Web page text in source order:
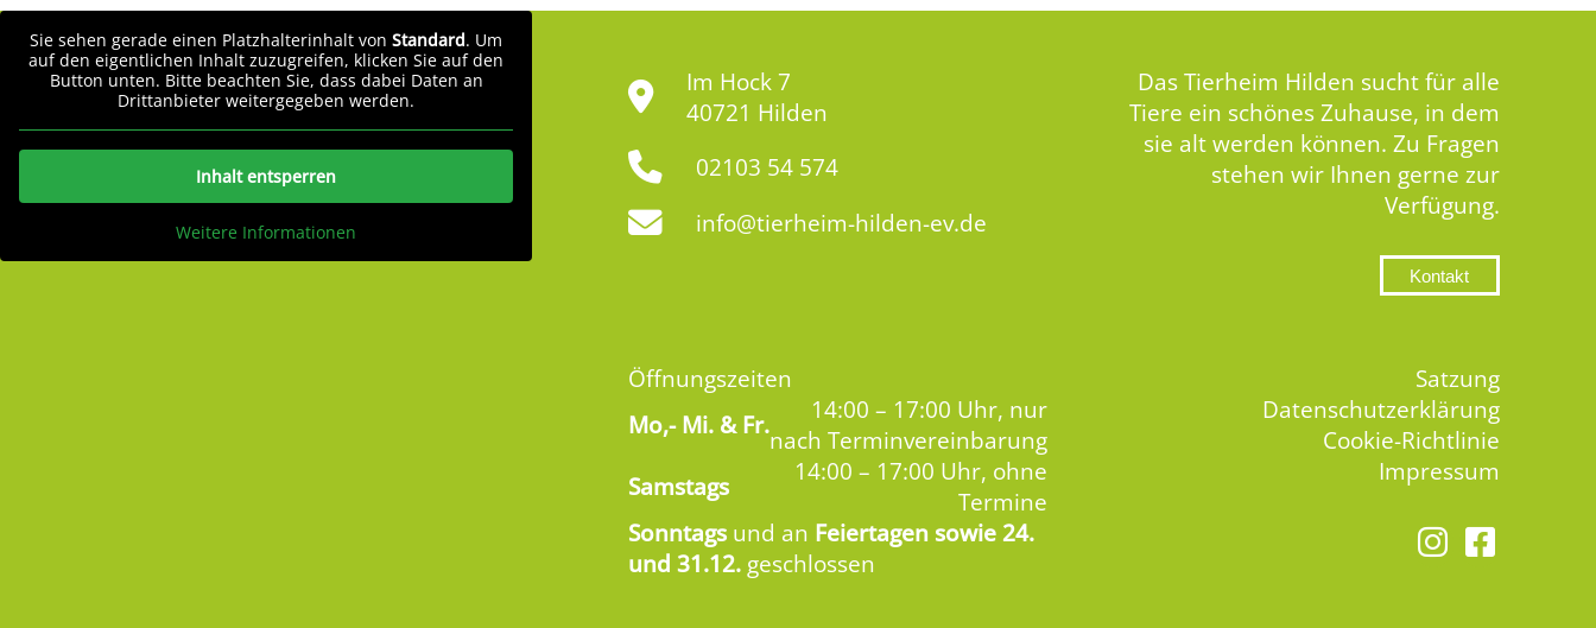
Sie sehen gerade einen Platzhalterinhalt von Standard. Um
auf den eigentlichen Inhalt zuzugreifen, klicken Sie auf den
Button unten. Bitte beachten Sie, dass dabei Daten an
Drittanbieter weitergegeben werden.
Inhalt entsperren
Weitere Informationen
Im Hock 7
40721 Hilden
02103 54 574
info@tierheim-hilden-ev.de
Das Tierheim Hilden sucht für alle
Tiere ein schönes Zuhause, in dem
sie alt werden können. Zu Fragen
stehen wir Ihnen gerne zur
Verfügung.
Kontakt
Öffnungszeiten
Mo,-Mi. & Fr.
14:00 – 17:00 Uhr, nur
nach Terminvereinbarung
Samstags
14:00 – 17:00 Uhr, ohne
Termine
Sonntags und an Feiertagen sowie 24.
und 31.12. geschlossen
Satzung
Datenschutzerklärung
Cookie-Richtlinie
Impressum